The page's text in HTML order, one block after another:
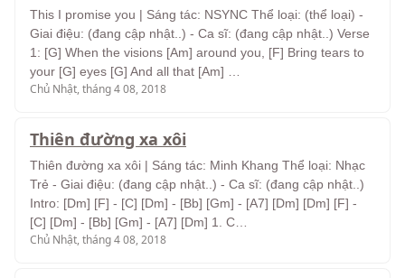
This I promise you | Sáng tác: NSYNC Thể loại: (thể loại) -
Giai điệu: (đang cập nhật..) - Ca sĩ: (đang cập nhật..) Verse
1: [G] When the visions [Am] around you, [F] Bring tears to
your [G] eyes [G] And all that [Am] …
Chủ Nhật, tháng 4 08, 2018
Thiên đường xa xôi
Thiên đường xa xôi | Sáng tác: Minh Khang Thể loại: Nhạc
Trẻ - Giai điệu: (đang cập nhật..) - Ca sĩ: (đang cập nhật..)
Intro: [Dm] [F] - [C] [Dm] - [Bb] [Gm] - [A7] [Dm] [Dm] [F] -
[C] [Dm] - [Bb] [Gm] - [A7] [Dm] 1. C…
Chủ Nhật, tháng 4 08, 2018